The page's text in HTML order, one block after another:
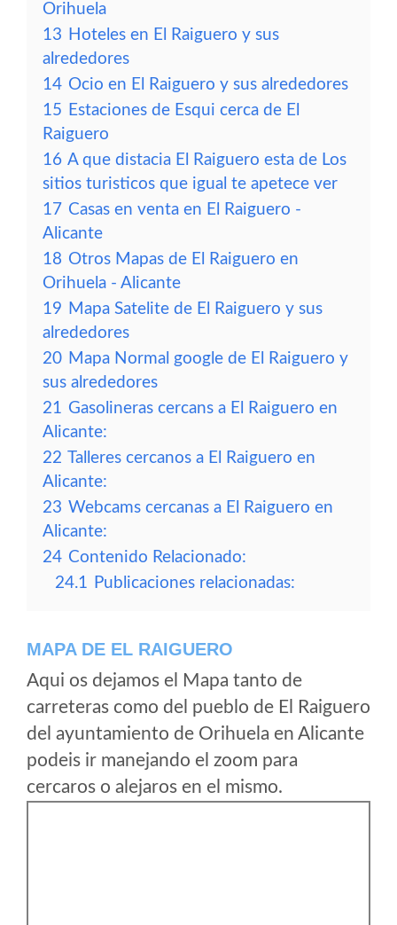
Orihuela
13 Hoteles en El Raiguero y sus
alrededores
14 Ocio en El Raiguero y sus alrededores
15 Estaciones de Esqui cerca de El
Raiguero
16 A que distacia El Raiguero esta de Los
sitios turisticos que igual te apetece ver
17 Casas en venta en El Raiguero -
Alicante
18 Otros Mapas de El Raiguero en
Orihuela - Alicante
19 Mapa Satelite de El Raiguero y sus
alrededores
20 Mapa Normal google de El Raiguero y
sus alrededores
21 Gasolineras cercans a El Raiguero en
Alicante:
22 Talleres cercanos a El Raiguero en
Alicante:
23 Webcams cercanas a El Raiguero en
Alicante:
24 Contenido Relacionado:
24.1 Publicaciones relacionadas:
MAPA DE EL RAIGUERO
Aqui os dejamos el Mapa tanto de
carreteras como del pueblo de El Raiguero
del ayuntamiento de Orihuela en Alicante
podeis ir manejando el zoom para
cercaros o alejaros en el mismo.